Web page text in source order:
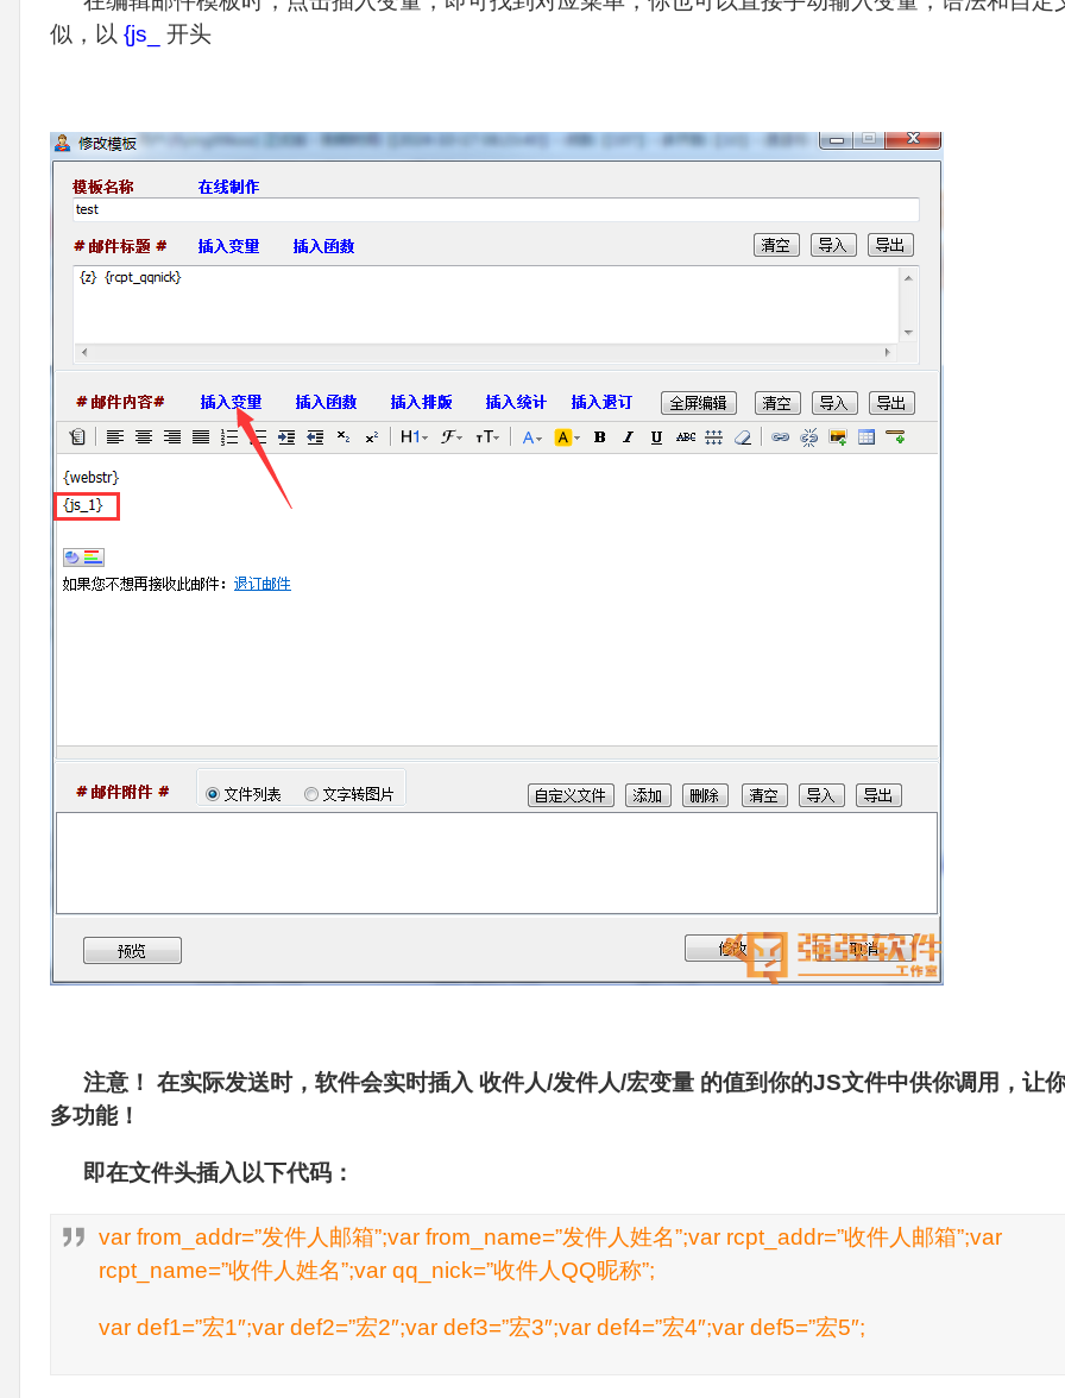
似，以 {js_ 开头
注意！ 在实际发送时，软件会实时插入 收件人/发件人/宏变量 的值到你的JS文件中供你调用，让
多功能！
即在文件头插入以下代码：
var from_addr=”发件人邮箱”;var from_name=”发件人姓名”;var rcpt_addr=”收件人邮箱”;var
rcpt_name=”收件人姓名”;var qq_nick=”收件人QQ昵称”;
var def1=”宏1″;var def2=”宏2″;var def3=”宏3″;var def4=”宏4″;var def5=”宏5″;